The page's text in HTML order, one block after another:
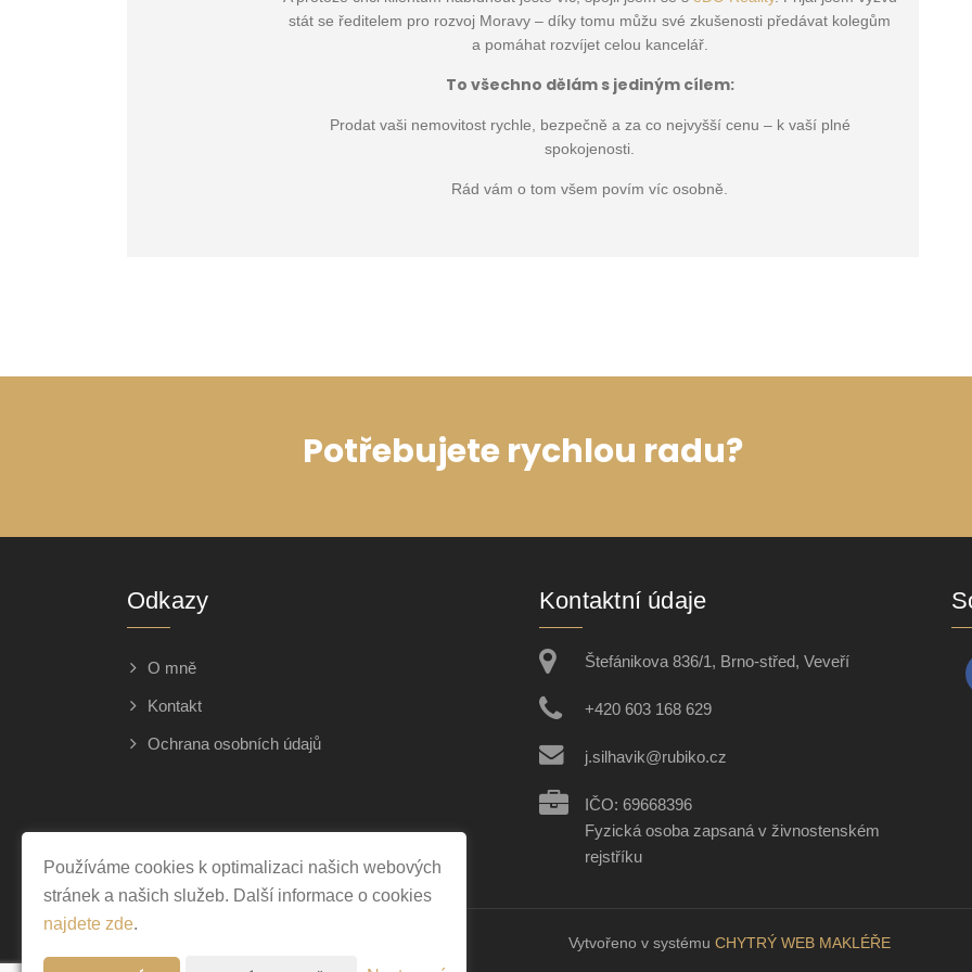
stát se ředitelem pro rozvoj Moravy – díky tomu můžu své zkušenosti předávat kolegům
a pomáhat rozvíjet celou kancelář.
To všechno dělám s jediným cílem:
Prodat vaši nemovitost rychle, bezpečně a za co nejvyšší cenu – k vaší plné
spokojenosti.
Rád vám o tom všem povím víc osobně.
Potřebujete rychlou radu?
Odkazy
O mně
Kontakt
Ochrana osobních údajů
Kontaktní údaje
Štefánikova 836/1, Brno-střed, Veveří
+420 603 168 629
j.silhavik@rubiko.cz
IČO: 69668396
Fyzická osoba zapsaná v živnostenském
rejstříku
Vytvořeno v systému CHYTRÝ WEB MAKLÉŘE
Používáme cookies k optimalizaci našich webových
stránek a našich služeb. Další informace o cookies
najdete zde.